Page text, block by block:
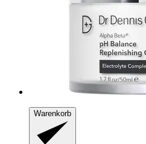
Warenkorb